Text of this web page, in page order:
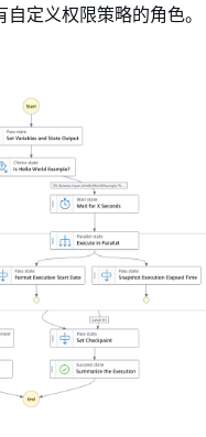
定义权限策略的角色。